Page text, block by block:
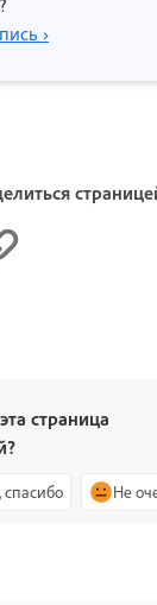
›
страница
спасибо Не